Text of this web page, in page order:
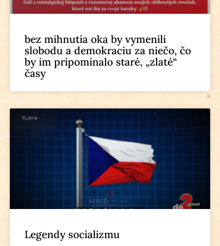
bez mihnutia oka by vymenili
slobodu a demokraciu za niečo, čo
by im pripomínalo staré, „zlaté“
časy
Legendy socializmu